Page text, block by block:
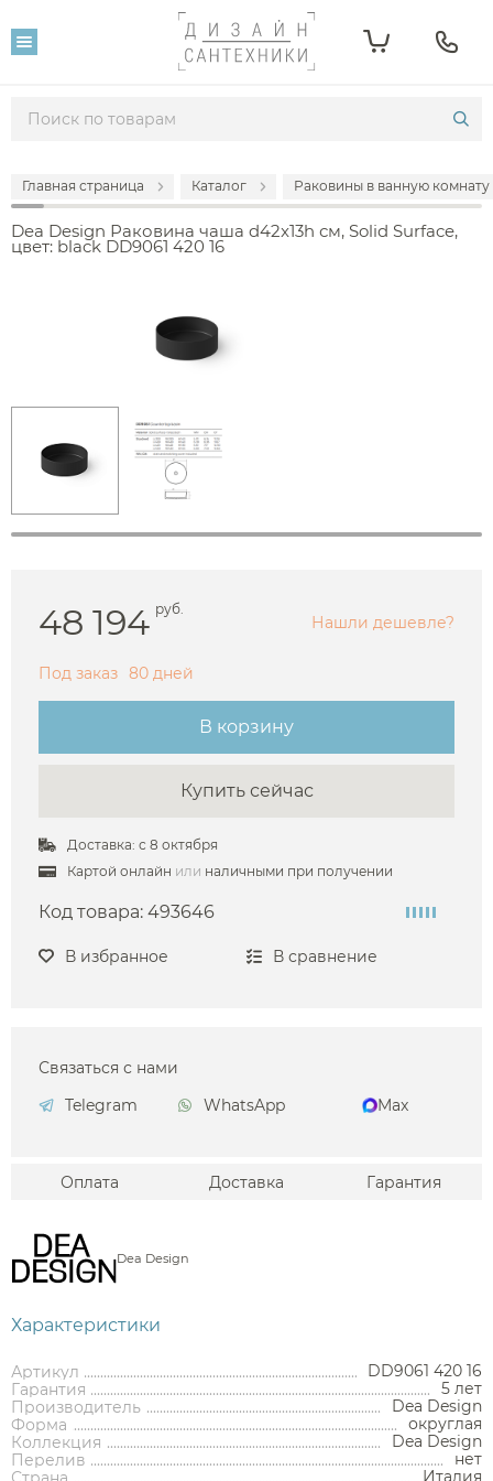
Главная страница Каталог Раковины в ванную комнату
Dea Design Раковина чаша d42x13h см, Solid Surface,
цвет: black DD9061 420 16
48 194 руб.
Нашли дешевле?
Под заказ 80 дней
В корзину
Купить сейчас
Доставка: с 8 октября
Картой онлайн или наличными при получении
Код товара: 493646
В избранное В сравнение
Связаться с нами
Telegram
WhatsApp Max
Оплата Доставка Гарантия
Dea Design
Характеристики
Артикул
DD9061 420 16
Гарантия
5 лет
Производитель
Dea Design
Форма
округлая
Коллекция
Dea Design
Перелив
нет
Италия